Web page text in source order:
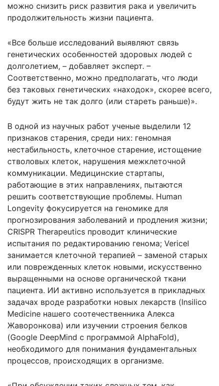
можно снизить риск развития рака и увеличить
продолжительность жизни пациента.
«Все больше исследований выявляют связь
генетических особенностей здоровых людей с
долголетием, – добавляет эксперт. –
Соответственно, можно предполагать, что люди
без таковых генетических «находок», скорее всего,
будут жить не так долго (или стареть раньше)».
В одной из научных работ ученые выделили 12
признаков старения, среди них: геномная
нестабильность, клеточное старение, истощение
стволовых клеток, нарушения межклеточной
коммуникации. Медицинские стартапы,
работающие в этих направлениях, пытаются
решить соответствующие проблемы. Human
Longevity фокусируется на геномике для
прогнозирования заболеваний и продления жизни;
CRISPR Therapeutics проводит клинические
испытания по редактированию генома; Vericel
занимается клеточной терапией – заменой старых
или поврежденных клеток новыми, искусственно
выращенными на основе органической ткани
пациента. ИИ активно используется в прикладных
задачах вроде разработки новых лекарств (Insilico
Medicine нашего соотечественника Алекса
Жаворонкова) или изучении строения белков
(Google DeepMind с программой AlphaFold),
необходимого для понимания фундаментальных
процессов, происходящих в организме.